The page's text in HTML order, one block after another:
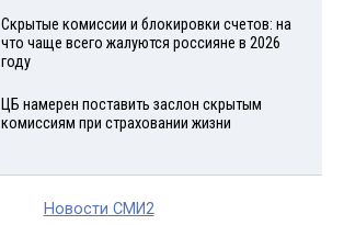
Скрытые комиссии и блокировки счетов: на
что чаще всего жалуются россияне в 2026
году
ЦБ намерен поставить заслон скрытым
комиссиям при страховании жизни
Новости СМИ2